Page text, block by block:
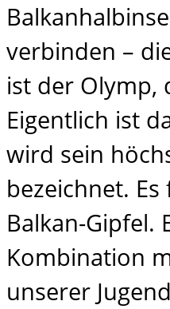
verbinden –
ist der Olymp,
Eigentlich ist
wird sein
bezeichnet.
Balkan-Gipfel.
Kombination
unserer